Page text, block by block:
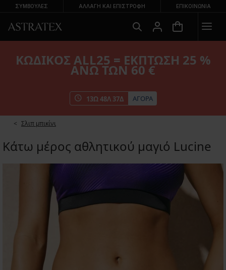
ΣΥΜΒΟΥΛΕΣ ΑΛΛΑΓΉ ΚΑΙ ΕΠΙΣΤΡΟΦΉ ΕΠΙΚΟΙΝΩΝΊΑ
ΚΩΔΙΚΟΣ ALL25 = ΕΚΠΤΩΣΗ 25 %
ΑΝΩ ΤΩΝ 60 €
13Ω48Λ 36Δ ΑΓΟΡΑ
Σλιπ μπικίνι
Κάτω μέρος αθλητικού μαγιό Lucine